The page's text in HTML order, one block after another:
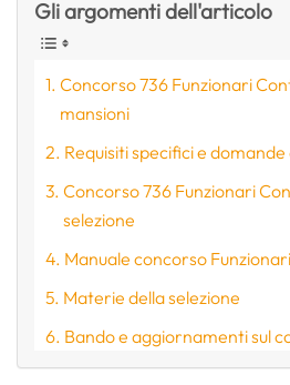
Gli argomenti dell'articolo
Concorso 736 Funzionari
mansioni
Requisiti specifici e
Concorso 736 Funzionari
selezione
Manuale concorso
Materie della selezione
Bando e aggiornamenti sul